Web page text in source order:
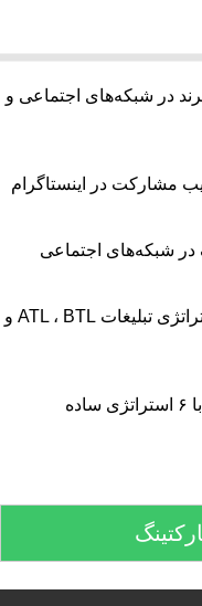
در شبکه‌های اجتماعی و
معنا و تفاوت استراتژی تبلیغات ATL ، BTL و